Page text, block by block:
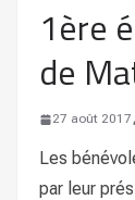
1ère
de
27 août 2017
Les
par leur